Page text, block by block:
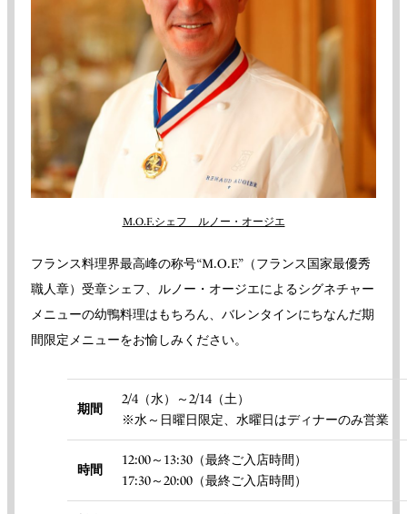
M.O.F.シェフ ルノー・オージエ
フランス料理界最高峰の称号“M.O.F.”（フランス国家最優秀
職人章）受章シェフ、ルノー・オージエによるシグネチャー
メニューの幼鴨料理はもちろん、バレンタインにちなんだ期
間限定メニューをお愉しみください。
期間
2/4（水）～2/14（土）
※水～日曜日限定、 水曜日はディナーのみ営業
時間
12:00～13:30（最終ご入店時間）
17:30～20:00（最終ご入店時間）